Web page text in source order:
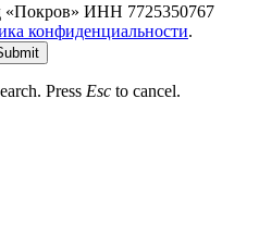
ИНН 7725350767
конфиденциальности.
Press Esc to cancel.